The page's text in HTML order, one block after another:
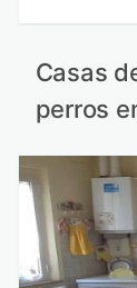
Casas
perros